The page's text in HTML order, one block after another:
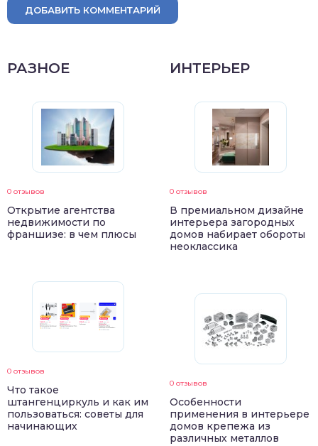
ДОБАВИТЬ КОММЕНТАРИЙ
РАЗНОЕ
0 отзывов
Открытие агентства
недвижимости по
франшизе: в чем плюсы
0 отзывов
Что такое
штангенциркуль и как им
пользоваться: советы для
начинающих
ИНТЕРЬЕР
0 отзывов
В премиальном дизайне
интерьера загородных
домов набирает обороты
неоклассика
0 отзывов
Особенности
применения в интерьере
домов крепежа из
различных металлов